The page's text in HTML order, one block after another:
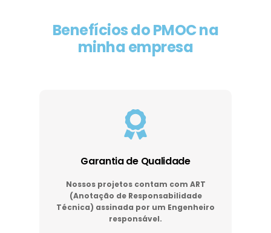
Benefícios do PMOC na
minha empresa
Garantia de Qualidade
Nossos projetos contam com ART
(Anotação de Responsabilidade
Técnica) assinada por um Engenheiro
responsável.